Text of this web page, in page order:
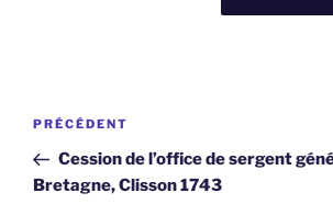
Navigation
l’article
Article
précédent
PRÉCÉDENT
Cession de l’office de sergent
Bretagne, Clisson 1743